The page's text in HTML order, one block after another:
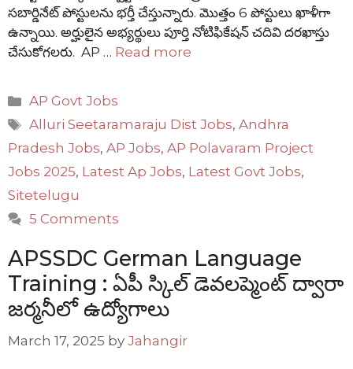
సబార్డినేట్ పోస్టులను భర్తీ చేస్తున్నారు. మొత్తం 6 పోస్టులు ఖాళీగా
ఉన్నాయి. అర్హులైన అభ్యర్థులు పూర్తి నోటిఫికేషన్ చదివి దరఖాస్తు
చేసుకోగలరు. AP … Read more
Categories
AP Govt Jobs
Tags
Alluri Seetaramaraju Dist Jobs,Andhra
Pradesh Jobs, AP Jobs, AP Polavaram Project
Jobs 2025, Latest Ap Jobs, Latest Govt Jobs,
Sitetelugu
5 Comments
APSSDC German Language
Training : ఏపీ స్కిల్ డెవలప్మెంట్ ద్వారా
జర్మనీలో ఉద్యోగాలు
March 17, 2025 by Jahangir